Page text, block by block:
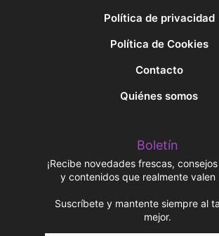
Política de privacidad
Política de Cookies
Contacto
Quiénes somos
Boletín
¡Recibe novedades frescas,
y contenidos que realmente valen
Suscríbete y mantente siempre al
mejor.